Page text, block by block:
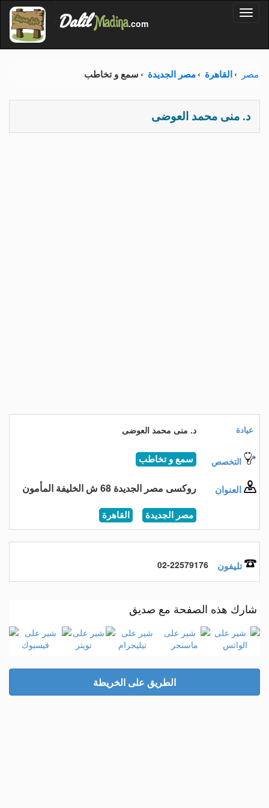
'
Dalil Madina.com
مصر القاهرة مصر الجديدة سمع و تخاطب
د. منى محمد العوضى
د. منى محمد العوضى عيادة
سمع و تخاطب التخصص
روكسى مصر الجديدة 68 ش الخليفة المأمون العنوان
مصر الجديدة القاهرة
02-22579176 تليفون
شارك هذه الصفحة مع صديق